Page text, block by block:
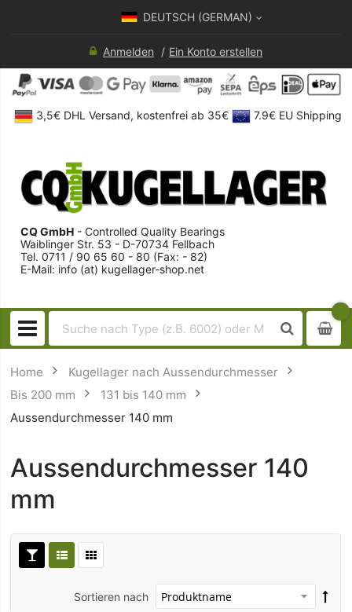
DEUTSCH (GERMAN)
Anmelden Ein Konto erstellen
3,5€ DHL Versand, kostenfrei ab 35€ 7.9€ EU Shipping
CQ GmbH - Controlled Quality Bearings
Waiblinger Str. 53 - D-70734 Fellbach
Tel. 0711 / 90 65 60 - 80 (Fax: - 82)
E-Mail: info (at) kugellager-shop.net
Home
Kugellager nach Aussendurchmesser
Bis 200 mm
131 bis 140 mm
Aussendurchmesser 140 mm
Aussendurchmesser 140
mm
Sortieren nach